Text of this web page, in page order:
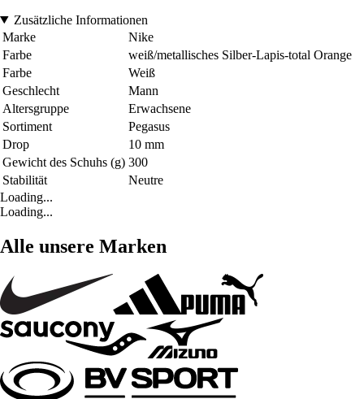
Zusätzliche Informationen
Marke
Nike
Farbe
weiß/metallisches Silber-Lapis-total Orange
Farbe
Weiß
Geschlecht
Mann
Altersgruppe
Erwachsene
Sortiment
Pegasus
Drop
10 mm
Gewicht des Schuhs (g) 300
Stabilität
Neutre
Loading...
Loading...
Alle unsere Marken